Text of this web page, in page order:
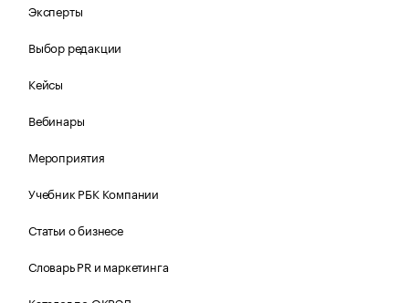
Эксперты
Выбор редакции
Кейсы
Вебинары
Мероприятия
Учебник РБК Компании
Статьи о бизнесе
Словарь PR и маркетинга